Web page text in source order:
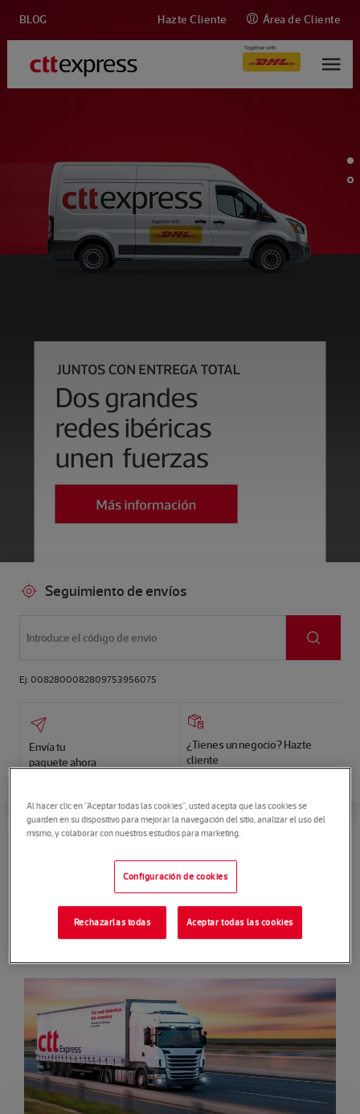
BLOG Área de Cliente
Hazte Cliente
Envía tu
paquete ahora
¿Tienes un negocio? Hazte
cliente
Seguimiento de envíos
Buscar
Ej: 0082800082809753956075
Los mejores servicios de
paquetería para empresas y
particulares del mercado ibérico
Al hacer clic en “Aceptar todas las cookies”, usted acepta que las cookies se
guarden en su dispositivo para mejorar la navegación del sitio, analizar el uso del
mismo, y colaborar con nuestros estudios para marketing.
Configuración de cookies
Rechazarlas todas Aceptar todas las cookies